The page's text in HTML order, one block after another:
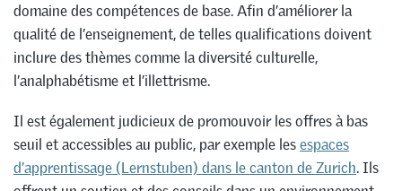
domaine des compétences de base. Afin d’améliorer la
qualité de l’enseignement, de telles qualifications doivent
inclure des thèmes comme la diversité culturelle,
l’analphabétisme et l’illettrisme.
Il est également judicieux de promouvoir les offres à bas
seuil et accessibles au public, par exemple lesespaces
d’apprentissage (Lernstuben) dans le canton de Zurich. Ils